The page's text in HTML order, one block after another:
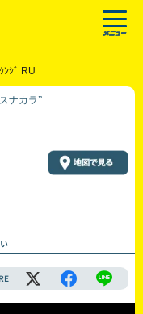
ﾝｼﾞ RU
ナカラ”